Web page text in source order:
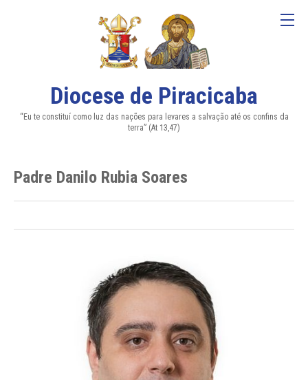
Diocese de Piracicaba
“Eu te constituí como luz das nações para levares a salvação até os confins da
terra” (At 13,47)
Padre Danilo Rubia Soares